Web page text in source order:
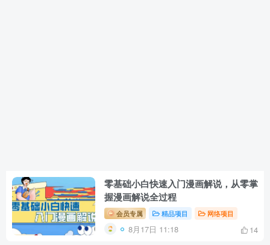
零基础小白快速入门漫画解说，从零掌
握漫画解说全过程
会员专属 精品项目 网络项目
8月17日 11:18 14